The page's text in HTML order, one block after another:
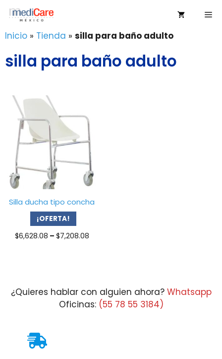
Saltar
contenido
Inicio » Tienda » silla para baño adulto
silla para baño adulto
Silla ducha tipo concha
¡OFERTA!
$6,628.08 – $7,208.08Price
¿Quieres hablar con alguien ahora? Whatsapp
Oficinas: (55 78 55 3184)